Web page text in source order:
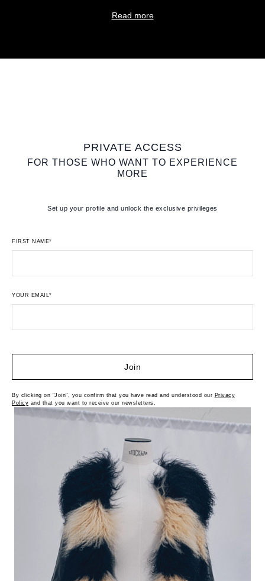
Read more
PRIVATE ACCESS
FOR THOSE WHO WANT TO EXPERIENCE
MORE
Set up your profile and unlock the exclusive privileges
FIRST NAME*
YOUR EMAIL*
Join
By clicking on "Join", you confirm that you have read and understood our Privacy
Policy and that you want to receive our newsletters.